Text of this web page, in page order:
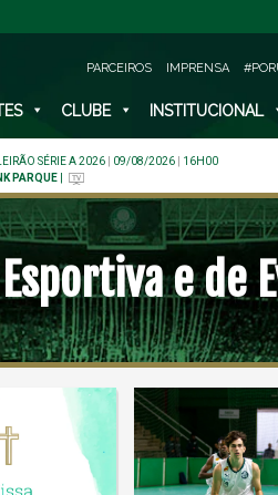
PARCEIROS IMPRENSA
CLUBE INSTITUCIONAL
SÉRIE A 2026 09/08/2026
16H00
PARQUE
e de